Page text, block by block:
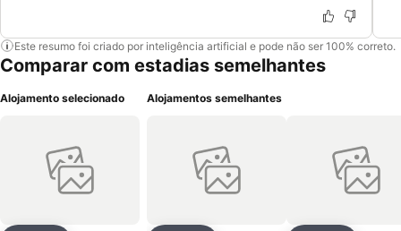
Este resumo foi criado por inteligência artificial e pode não ser 100% correto.
Comparar com estadias semelhantes
Alojamento selecionado Alojamentos semelhantes